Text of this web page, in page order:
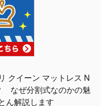
クイーン マットレス N
なぜ分割式なのかの魅
ん解説します